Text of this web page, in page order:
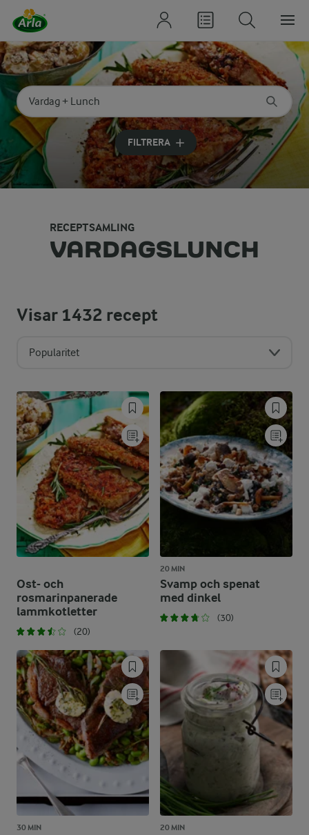
Sök på kategori eller ingrediens
Skriv in sökord för att få förslag
FILTRERA
RECEPTSAMLING
VARDAGSLUNCH
Visar1432 recept
Popularitet
Ost- och
rosmarinpanerade
lammkotletter
(20)
20 MIN
Svamp och spenat
med dinkel
(30)
30 MIN 20 MIN